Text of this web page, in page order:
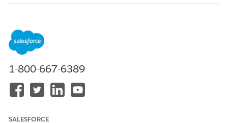
消。
您無法將衍生定價產品 (DPP) 用於未來過期的 ARC 交易。如果
選取 DPP 資產。
您無法減少超出報價條列項目開始與結束日期之間數量的數量
1-800-667-6389
SALESFORCE